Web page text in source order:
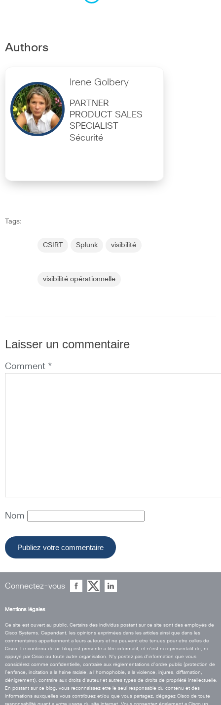
Authors
Irene Golbery
PARTNER
PRODUCT SALES
SPECIALIST
Sécurité
Tags:
CSIRT Splunk visibilité
visibilité opérationnelle
Laisser un commentaire
Comment *
Nom
Connectez-vous
Mentions légales
Ce site est ouvert au public. Certains des individus postant sur ce site sont des employés de
Cisco Systems. Cependant, les opinions exprimées dans les articles ainsi que dans les
commentaires appartiennent a leurs auteurs et ne peuvent etre tenues pour etre celles de
Cisco. Le contenu de ce blog est présenté a titre informatif, et n’est ni représentatif de, ni
appuyé par Cisco ou toute autre organisation. N’y postez pas d’information que vous
considérez comme confidentielle, contraire aux réglementations d’ordre public (protection de
l’enfance, incitation a la haine raciale, a l’homophobie, a la violence, injures, diffamation,
dénigrement), contraire aux droits d’auteur et autres types de droits de propriété intellectuelle.
En postant sur ce blog, vous reconnaissez etre le seul responsable du contenu et des
informations auxquelles vous contribuez et/ou que vous partagez, dégagez Cisco de toute
responsabilité quant a votre usage du site internet. Vous consentez également a Cisco un